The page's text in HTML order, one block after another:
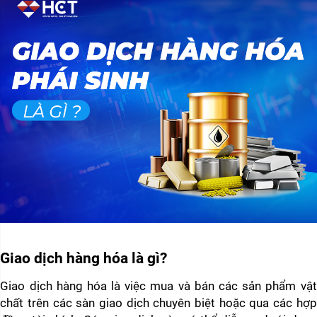
Giao dịch hàng hóa là gì?
Giao dịch hàng hóa là việc mua và bán các sản phẩm vật
chất trên các sàn giao dịch chuyên biệt hoặc qua các hợp